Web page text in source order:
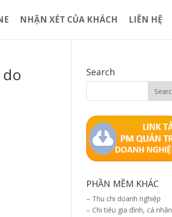
NHẬN XÉT CỦA KHÁCH LIÊN HỆ
Search
PHẦN MỀM KHÁC
– Thu chi doanh nghiệp
– Chi tiêu gia đình, cá nhân